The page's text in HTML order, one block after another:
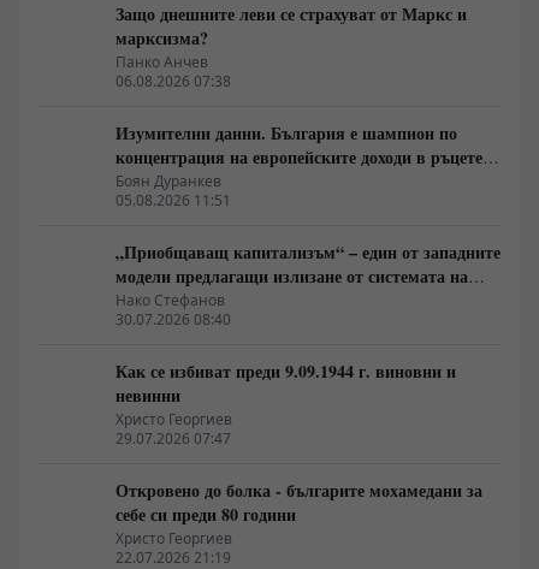
Защо днешните леви се страхуват от Маркс и
марксизма?
Панко Анчев
06.08.2026 07:38
Изумителни данни. България е шампион по
концентрация на европейските доходи в ръцете
на най-богатия 1%, надминава и САЩ
Боян Дуранкев
05.08.2026 11:51
„Приобщаващ капитализъм“ – един от западните
модели предлагащи излизане от системата на
неолиберализма
Нако Стефанов
30.07.2026 08:40
Как се избиват преди 9.09.1944 г. виновни и
невинни
Христо Георгиев
29.07.2026 07:47
Откровено до болка - българите мохамедани за
себе си преди 80 години
Христо Георгиев
22.07.2026 21:19